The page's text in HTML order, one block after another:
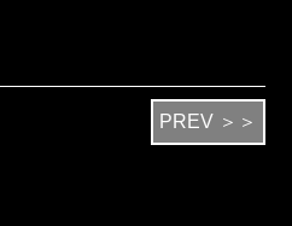
PREV ＞＞